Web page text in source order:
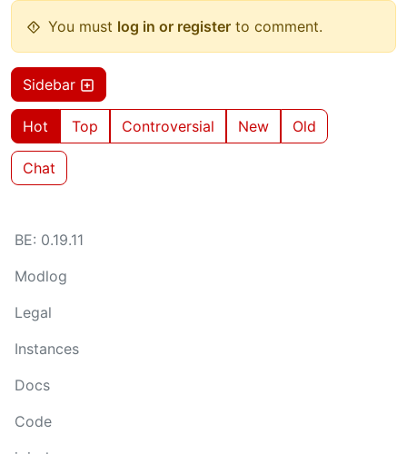
You must log in or register to comment.
Sidebar
Hot Top Controversial New Old
Chat
BE: 0.19.11
Modlog
Legal
Instances
Docs
Code